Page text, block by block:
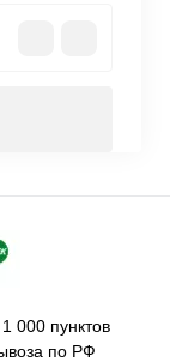
000 пунктов
по РФ